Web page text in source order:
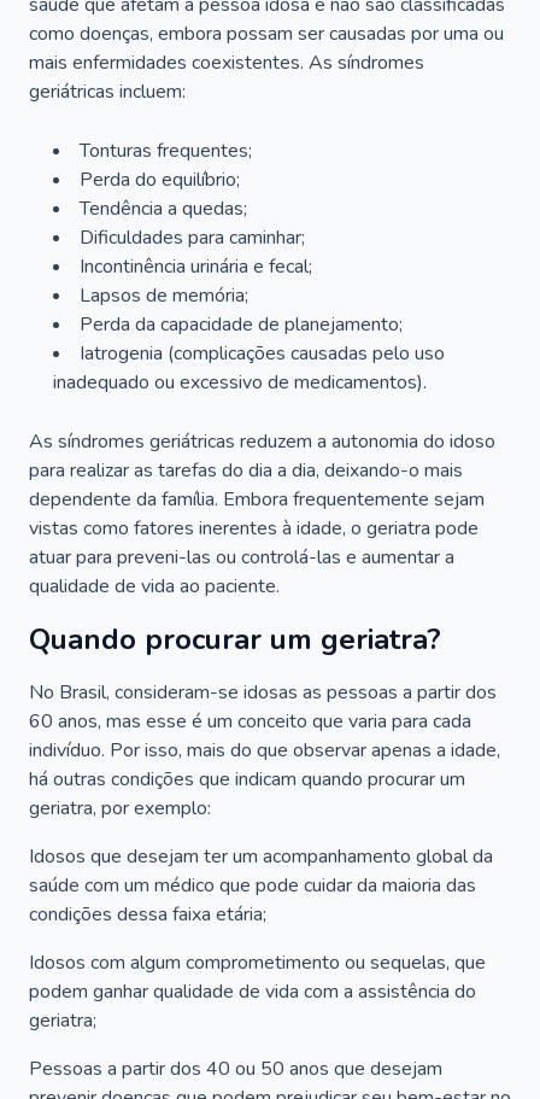
como doenças, embora possam ser causadas por uma ou
mais enfermidades coexistentes. As síndromes
geriátricas incluem:
Tonturas frequentes;
Perda do equilíbrio;
Tendência a quedas;
Dificuldades para caminhar;
Incontinência urinária e fecal;
Lapsos de memória;
Perda da capacidade de planejamento;
Iatrogenia (complicações causadas pelo uso
inadequado ou excessivo de medicamentos).
As síndromes geriátricas reduzem a autonomia do idoso
para realizar as tarefas do dia a dia, deixando-o mais
dependente da família. Embora frequentemente sejam
vistas como fatores inerentes à idade, o geriatra pode
atuar para preveni-las ou controlá-las e aumentar a
qualidade de vida ao paciente.
Quando procurar um geriatra?
No Brasil, consideram-se idosas as pessoas a partir dos
60 anos, mas esse é um conceito que varia para cada
indivíduo. Por isso, mais do que observar apenas a idade,
há outras condições que indicam quando procurar um
geriatra, por exemplo:
Idosos que desejam ter um acompanhamento global da
saúde com um médico que pode cuidar da maioria das
condições dessa faixa etária;
Idosos com algum comprometimento ou sequelas, que
podem ganhar qualidade de vida com a assistência do
geriatra;
Pessoas a partir dos 40 ou 50 anos que desejam